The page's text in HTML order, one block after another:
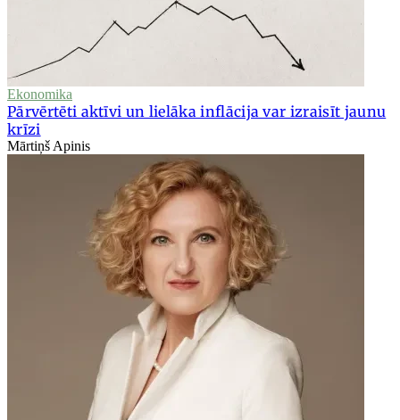
Ekonomika
Pārvērtēti aktīvi un lielāka inflācija var izraisīt jaunu
krīzi
Mārtiņš Apinis